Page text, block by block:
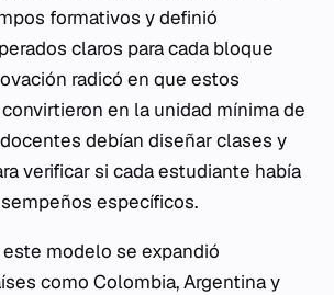
formativos y definió
claros para cada bloque
radicó en que estos
en la unidad mínima de
debían diseñar clases y
verificar si cada estudiante había
específicos.
modelo se expandió
como Colombia, Argentina y